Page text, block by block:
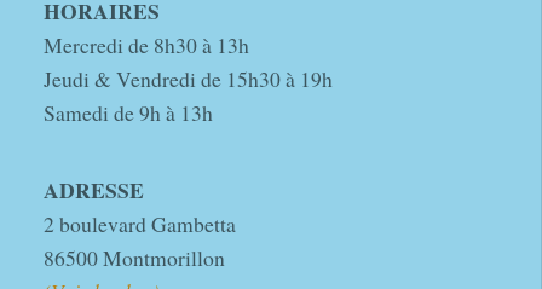
HORAIRES
Mercredi de 8h30 à 13h
Jeudi & Vendredi de 15h30 à 19h
Samedi de 9h à 13h
ADRESSE
2 boulevard Gambetta
86500 Montmorillon